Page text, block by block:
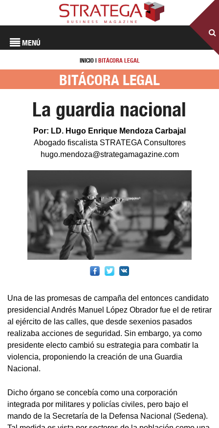
MENÚ
INICIO| BITÁCORA LEGAL
BITÁCORA LEGAL
La guardia nacional
Por: LD. Hugo Enrique Mendoza Carbajal
Abogado fiscalista STRATEGA Consultores
hugo.mendoza@strategamagazine.com
Una de las promesas de campaña del entonces candidato
presidencial Andrés Manuel López Obrador fue el de retirar
al ejército de las calles, que desde sexenios pasados
realizaba acciones de seguridad. Sin embargo, ya como
presidente electo cambió su estrategia para combatir la
violencia, proponiendo la creación de una Guardia
Nacional.
Dicho órgano se concebía como una corporación
integrada por militares y policías civiles, pero bajo el
mando de la Secretaría de la Defensa Nacional (Sedena).